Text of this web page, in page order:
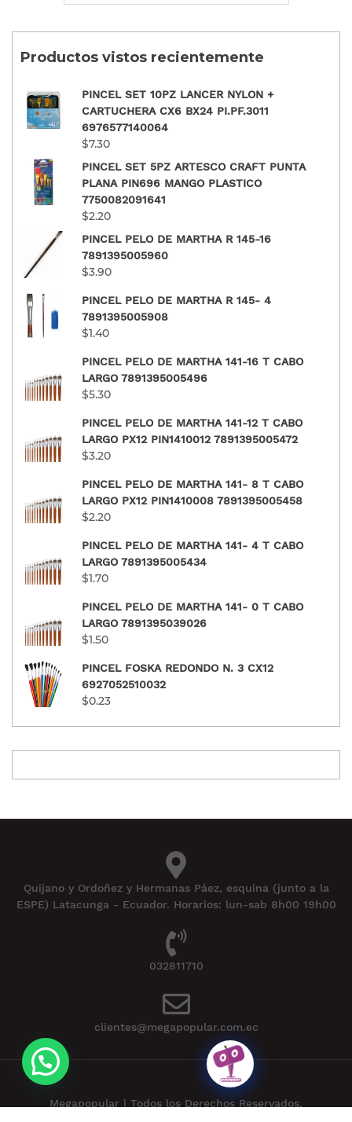
Productos vistos recientemente
PINCEL SET 10PZ LANCER NYLON +
CARTUCHERA CX6 BX24 PI.PF.3011
6976577140064
$7.30
PINCEL SET 5PZ ARTESCO CRAFT PUNTA
PLANA PIN696 MANGO PLASTICO
7750082091641
$2.20
PINCEL PELO DE MARTHA R 145-16
7891395005960
$3.90
PINCEL PELO DE MARTHA R 145- 4
7891395005908
$1.40
PINCEL PELO DE MARTHA 141-16 T CABO
LARGO 7891395005496
$5.30
PINCEL PELO DE MARTHA 141-12 T CABO
LARGO PX12 PIN1410012 7891395005472
$3.20
PINCEL PELO DE MARTHA 141- 8 T CABO
LARGO PX12 PIN1410008 7891395005458
$2.20
PINCEL PELO DE MARTHA 141- 4 T CABO
LARGO 7891395005434
$1.70
PINCEL PELO DE MARTHA 141- 0 T CABO
LARGO 7891395039026
$1.50
PINCEL FOSKA REDONDO N. 3 CX12
6927052510032
$0.23
Quijano y Ordoñez y Hermanas Páez, esquina (junto a la
ESPE) Latacunga - Ecuador. Horarios: lun-sab 8h00 19h00
032811710
clientes@megapopular.com.ec
Megapopular | Todos los Derechos Reservados.